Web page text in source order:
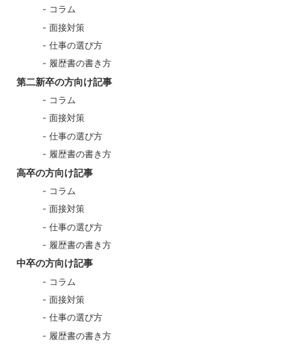
コラム
面接対策
仕事の選び方
履歴書の書き方
第二新卒の方向け記事
コラム
面接対策
仕事の選び方
履歴書の書き方
高卒の方向け記事
コラム
面接対策
仕事の選び方
履歴書の書き方
中卒の方向け記事
コラム
面接対策
仕事の選び方
履歴書の書き方